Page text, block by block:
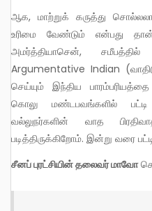
ஆக, மாற்றுக் கருத்து சொல்லலாம் என்பது மட்டுமல்ல; சொல்வதற்கு
உரிமை வேண்டும் என்பது
அமர்த்தியாசென்,
Argumentative Indian
செய்யும் இந்திய
கொலு மண்டபவங்களில்
வல்லுநர்களின் வாத
படித்திருக்கிறோம். இன்று வரை
சீனப் புரட்சியின் தலைவர் மாவோ